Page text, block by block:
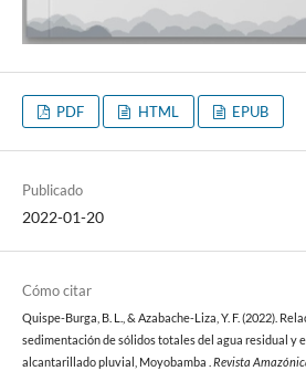
PDF HTML EPUB
Publicado
2022-01-20
Cómo citar
Quispe-Burga, B. L., & Azabache-Liza, Y. F. (2022).
sedimentación de sólidos totales del agua residual y
alcantarillado pluvial, Moyobamba . Revista